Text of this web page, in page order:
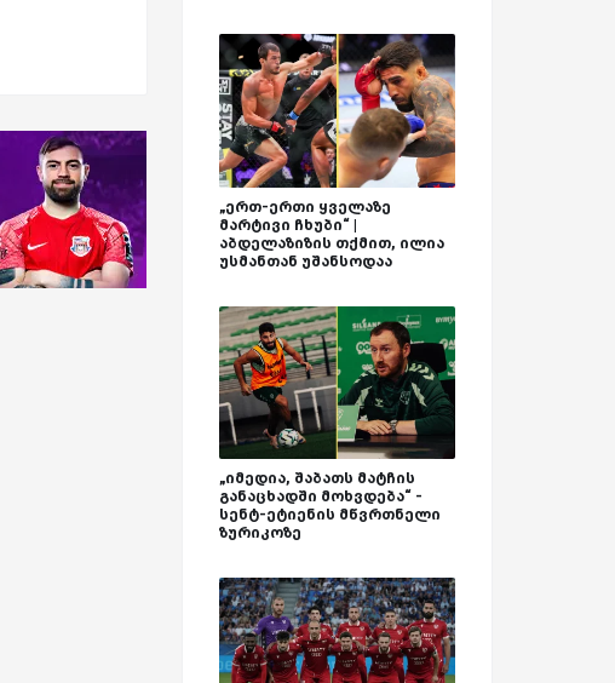
„ერთ-ერთი ყველაზე
მარტივი ჩხუბი“ |
აბდელაზიზის თქმით, ილია
უსმანთან უშანსოდაა
„იმედია, შაბათს მატჩის
განაცხადში მოხვდება“ -
სენტ-ეტიენის მწვრთნელი
ზურიკოზე